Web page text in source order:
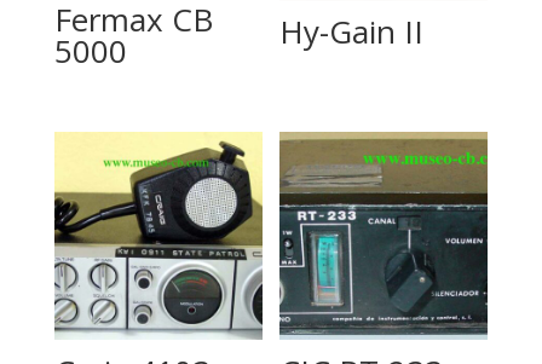
Fermax CB
5000 Hy-Gain II